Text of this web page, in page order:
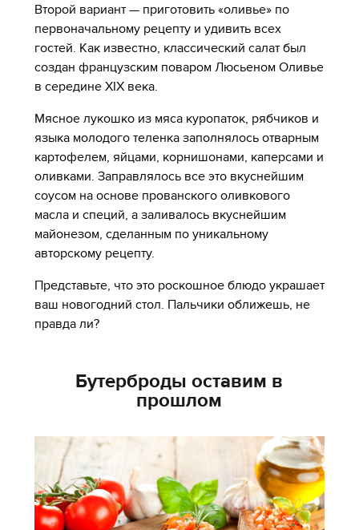
Второй вариант — приготовить «оливье» по
первоначальному рецепту и удивить всех
гостей. Как известно, классический салат был
создан французским поваром Люсьеном Оливье
в середине XIX века.
Мясное лукошко из мяса куропаток, рябчиков и
языка молодого теленка заполнялось отварным
картофелем, яйцами, корнишонами, каперсами и
оливками. Заправлялось все это вкуснейшим
соусом на основе прованского оливкового
масла и специй, а заливалось вкуснейшим
майонезом, сделанным по уникальному
авторскому рецепту.
Представьте, что это роскошное блюдо украшает
ваш новогодний стол. Пальчики оближешь, не
правда ли?
Бутерброды оставим в
прошлом